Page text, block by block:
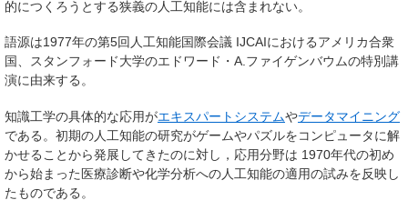
的につくろうとする狭義の人工知能には含まれない。
語源は1977年の第5回人工知能国際会議 IJCAIにおけるアメリカ合衆
国、スタンフォード大学のエドワード・A.ファイゲンバウムの特別講
演に由来する。
知識工学の具体的な応用がエキスパートシステムやデータマイニング
である。初期の人工知能の研究がゲームやパズルをコンピュータに解
かせることから発展してきたのに対し，応用分野は 1970年代の初め
から始まった医療診断や化学分析への人工知能の適用の試みを反映し
たものである。